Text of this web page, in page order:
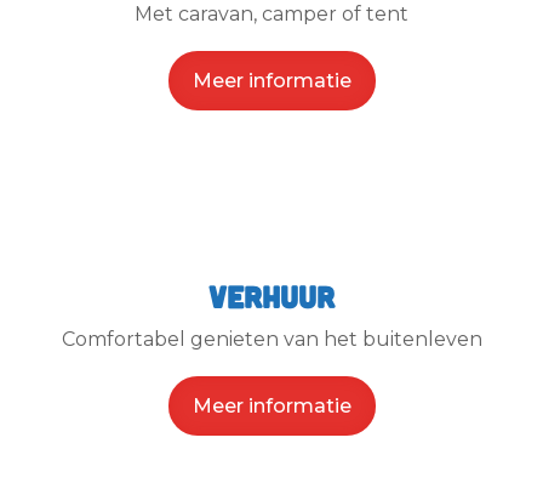
Met caravan, camper of tent
Meer informatie
Verhuur
Comfortabel genieten van het buitenleven
Meer informatie